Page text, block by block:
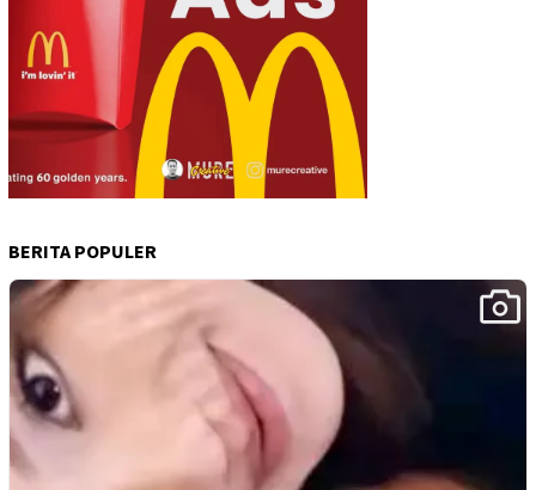
BERITA POPULER